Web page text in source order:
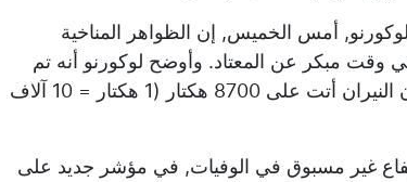
أمس الخميس, إن الظواهر المناخية
مبكر عن المعتاد. وأوضح لوكورنو أنه تم
تسجيل 7 آلاف حريق غابات منذ بداية الموسم, وأن النيران أتت على 8700 هكتار (1 هكتار = 10 آلاف
غير مسبوق في الوفيات, في مؤشر جديد على